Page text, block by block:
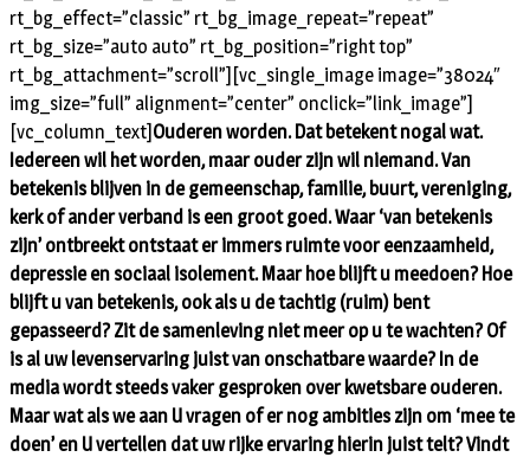
rt_bg_effect=”classic” rt_bg_image_repeat=”repeat”
rt_bg_size=”auto auto” rt_bg_position=”right top”
rt_bg_attachment=”scroll”][vc_single_image image=”38024″
img_size=”full” alignment=”center” onclick=”link_image”]
[vc_column_text] Ouderen worden. Dat betekent nogal wat.
Iedereen wil het worden, maar ouder zijn wil niemand. Van
betekenis blijven in de gemeenschap, familie, buurt, vereniging,
kerk of ander verband is een groot goed. Waar ‘van betekenis
zijn’ ontbreekt ontstaat er immers ruimte voor eenzaamheid,
depressie en sociaal isolement. Maar hoe blijft u meedoen? Hoe
blijft u van betekenis, ook als u de tachtig (ruim) bent
gepasseerd? Zit de samenleving niet meer op u te wachten? Of
is al uw levenservaring juist van onschatbare waarde? In de
media wordt steeds vaker gesproken over kwetsbare ouderen.
Maar wat als we aan U vragen of er nog ambities zijn om ‘mee te
doen’ en U vertellen dat uw rijke ervaring hierin juist telt? Vindt